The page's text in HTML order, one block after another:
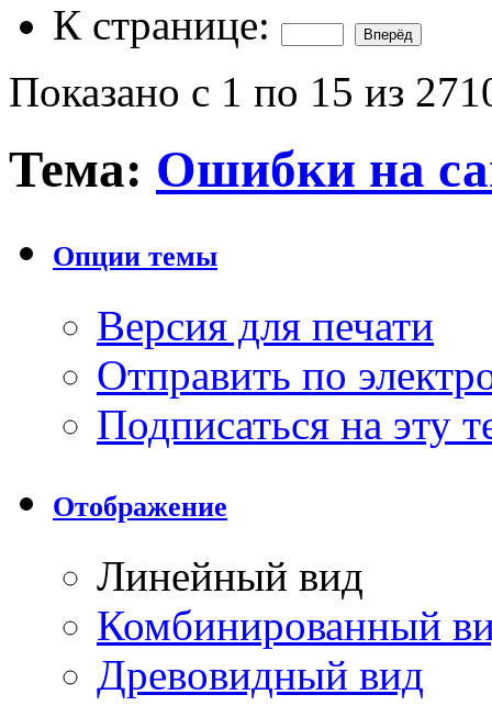
К странице:
Показано с 1 по 15 из
Тема: Ошибки на
Опции темы
Версия для печати
Отправить по
Подписаться на эту
Отображение
Линейный вид
Комбинированный
Древовидный вид